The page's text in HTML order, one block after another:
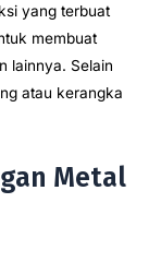
yang terbuat
membuat
lainnya. Selain
atau kerangka
Metal